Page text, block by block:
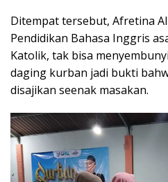
Ditempat tersebut, Afretina
Pendidikan Bahasa Inggris
Katolik, tak bisa
daging kurban jadi bukti
disajikan seenak masakan.